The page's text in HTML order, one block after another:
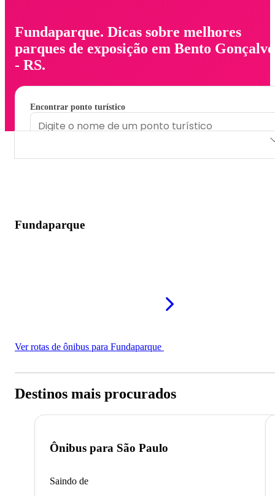
Fundaparque. Dicas sobre melhores
parques de exposição em Bento
- RS.
Encontrar ponto turístico
Fundaparque
Ver rotas de ônibus para Fundaparque
Destinos mais procurados
Ônibus para São Paulo
Saindo de